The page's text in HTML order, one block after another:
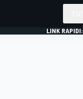
LINK RAPIDI: